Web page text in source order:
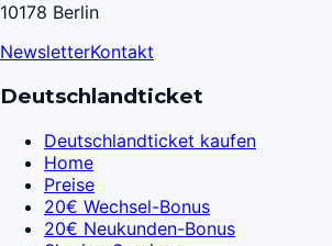
10178 Berlin
NewsletterKontakt
Deutschlandticket
Deutschlandticket kaufen
Home
Preise
20€ Wechsel-Bonus
20€ Neukunden-Bonus